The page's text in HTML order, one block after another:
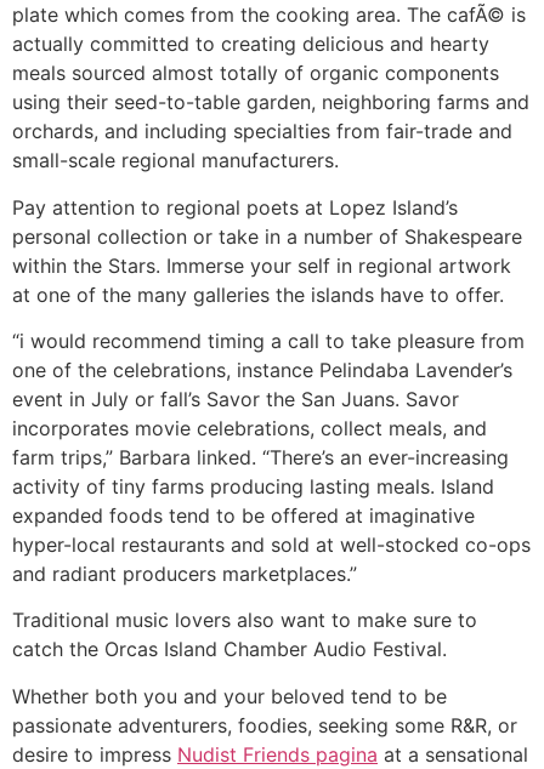
plate which comes from the cooking area. The cafÃ© is
actually committed to creating delicious and hearty
meals sourced almost totally of organic components
using their seed-to-table garden, neighboring farms and
orchards, and including specialties from fair-trade and
small-scale regional manufacturers.
Pay attention to regional poets at Lopez Island’s
personal collection or take in a number of Shakespeare
within the Stars. Immerse your self in regional artwork
at one of the many galleries the islands have to offer.
“i would recommend timing a call to take pleasure from
one of the celebrations, instance Pelindaba Lavender’s
event in July or fall’s Savor the San Juans. Savor
incorporates movie celebrations, collect meals, and
farm trips,” Barbara linked. “There’s an ever-increasing
activity of tiny farms producing lasting meals. Island
expanded foods tend to be offered at imaginative
hyper-local restaurants and sold at well-stocked co-ops
and radiant producers marketplaces.”
Traditional music lovers also want to make sure to
catch the Orcas Island Chamber Audio Festival.
Whether both you and your beloved tend to be
passionate adventurers, foodies, seeking some R&R, or
desire to impress Nudist Friends pagina at a sensational